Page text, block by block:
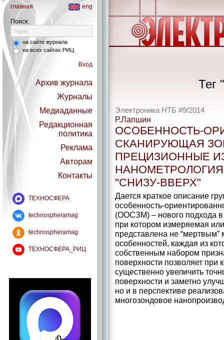
главная eng
Поиск:
на сайте журнала
на всех сайтах РИЦ
Вход
Архив журнала
Журналы
Медиаданные
Редакционная
политика
Реклама
Авторам
Контакты
ТЕХНОСФЕРА
technospheramag
technospheramag
ТЕХНОСФЕРА_РИЦ
Тег
Электроника НТБ #9/2014
Р.Лапшин
ОСОБЕННОСТЬ-
СКАНИРУЮЩАЯ
ПРЕЦИЗИОННЫЕ
"СНИЗУ-ВВЕРХ"
Дается краткое описание
особенность-
(ООСЗМ) – нового подхода
при котором измеряемая
представлена не “мертвым”
особенностей, каждая из
собственным набором
поверхности позволяет при
существенно увеличить
поверхности и заметно
но и в перспективе
многозондовое